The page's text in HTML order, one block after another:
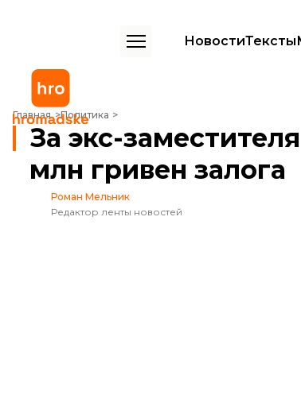
НовостиТексты
Главная Политика
За экс-заместителя Ермака Андрея Смирнова внесли 10
За экс-
млн гривен залога
Роман Мельник
Редактор ленты новостей